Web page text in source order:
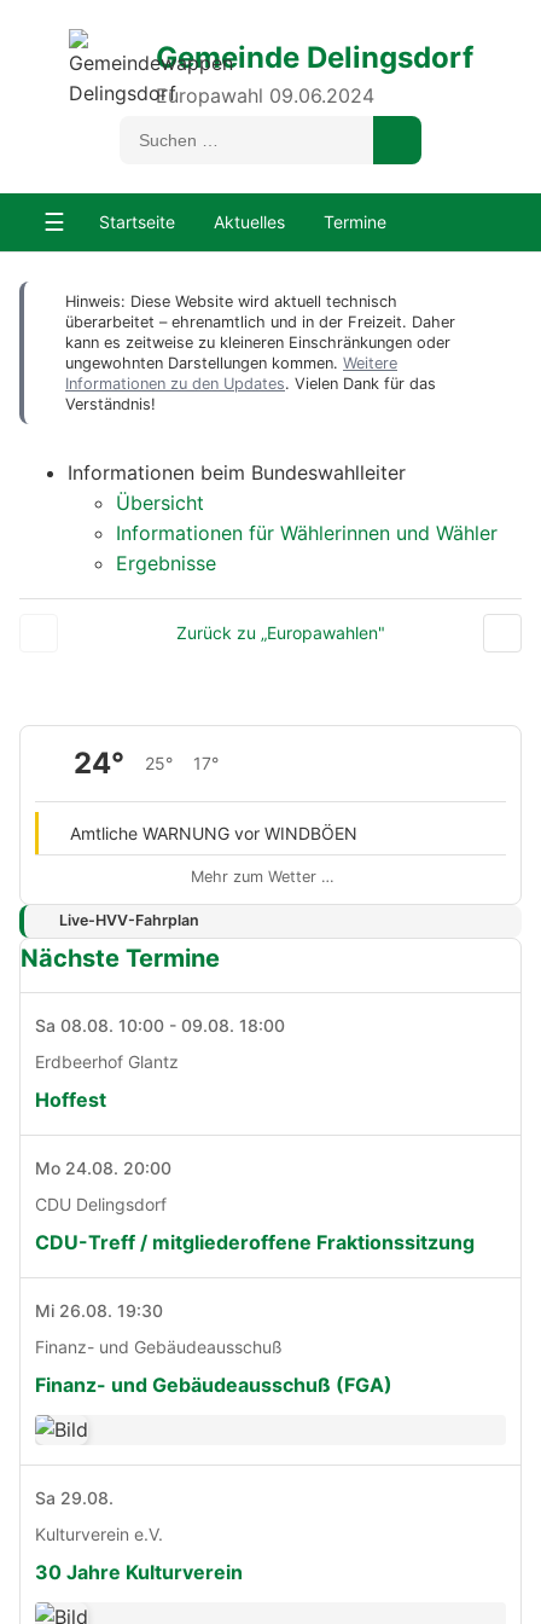
Gemeinde Delingsdorf
Europawahl 09.06.2024
☰ Startseite Aktuelles Termine
Hinweis: Diese Website wird aktuell technisch
überarbeitet – ehrenamtlich und in der Freizeit. Daher
kann es zeitweise zu kleineren Einschränkungen oder
ungewohnten Darstellungen kommen. Weitere
Informationen zu den Updates. Vielen Dank für das
Verständnis!
Informationen beim Bundeswahlleiter
Übersicht
Informationen für Wählerinnen und Wähler
Ergebnisse
Zurück zu „Europawahlen"
24° 25° 17°
Amtliche WARNUNG vor WINDBÖEN
Mehr zum Wetter …
Live-HVV-Fahrplan
Nächste Termine
Sa 08.08. 10:00 - 09.08. 18:00
Erdbeerhof Glantz
Hoffest
Mo 24.08. 20:00
CDU Delingsdorf
CDU-Treff / mitgliederoffene Fraktionssitzung
Mi 26.08. 19:30
Finanz- und Gebäudeausschuß
Finanz- und Gebäudeausschuß (FGA)
Sa 29.08.
Kulturverein e.V.
30 Jahre Kulturverein